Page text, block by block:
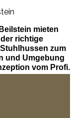
mieten
richtige
zum
und Umgebung
vom Profi.